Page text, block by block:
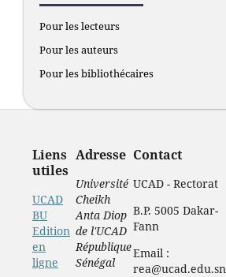
Pour les lecteurs
Pour les auteurs
Pour les bibliothécaires
Liens
utiles
UCAD
BU
Edition
en
ligne
Adresse
Université
Cheikh
Anta Diop
de l'UCAD
République
Sénégal
Contact
UCAD - Rectorat
B.P. 5005 Dakar-
Fann
Email :
rea@ucad.edu.sn